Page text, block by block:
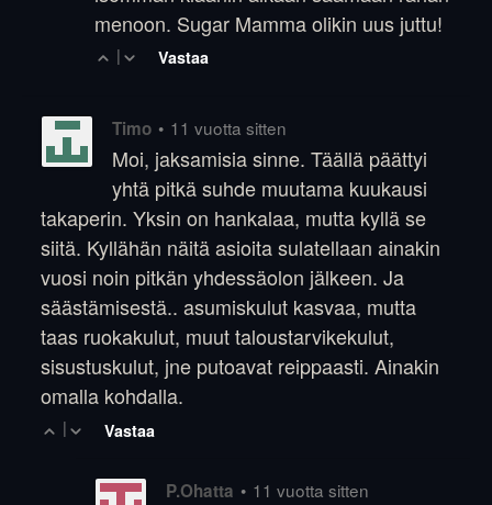
menoon. Sugar Mamma olikin uus juttu!
| Vastaa
Timo • 11 vuotta sitten
Moi, jaksamisia sinne. Täällä päättyi
yhtä pitkä suhde muutama kuukausi
takaperin. Yksin on hankalaa, mutta kyllä se
siitä. Kyllähän näitä asioita sulatellaan ainakin
vuosi noin pitkän yhdessäolon jälkeen. Ja
säästämisestä.. asumiskulut kasvaa, mutta
taas ruokakulut, muut taloustarvikekulut,
sisustuskulut, jne putoavat reippaasti. Ainakin
omalla kohdalla.
| Vastaa
P.Ohatta • 11 vuotta sitten